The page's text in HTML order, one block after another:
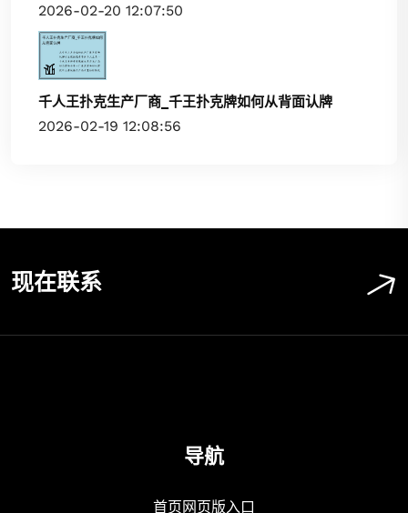
2026-02-20 12:07:50
千人王扑克生产厂商_千王扑克牌如何从背面认牌
2026-02-19 12:08:56
现在联系
导航
首页网页版入口